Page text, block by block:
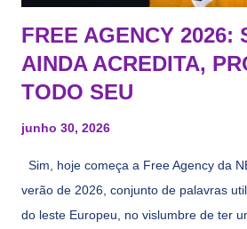
FREE AGENCY 2026:
AINDA ACREDITA,
TODO SEU
junho 30, 2026
Sim, hoje começa a Free Agency da
verão de 2026, conjunto de palavras
do leste Europeu, no vislumbre de ter